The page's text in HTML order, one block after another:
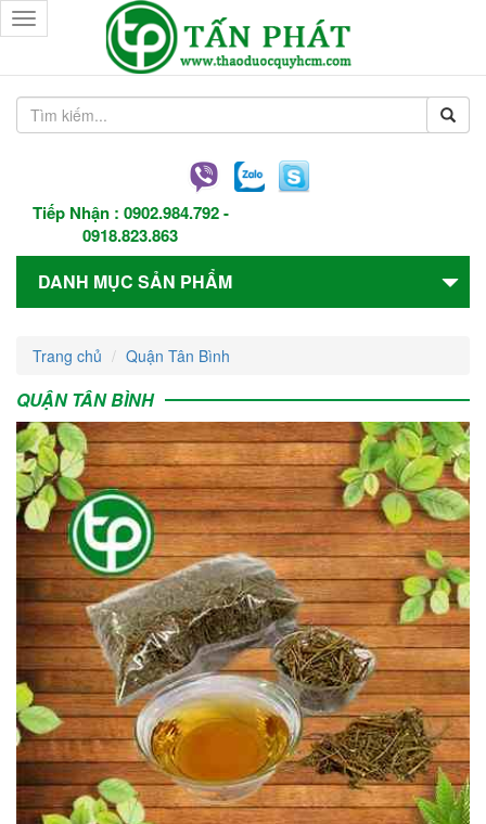
Tiếp Nhận : 0902.984.792-
0918.823.863
Toggle
navigation
DANH MỤC SẢN PHẨM
Trang chủ Quận Tân Bình
QUẬN TÂN BÌNH